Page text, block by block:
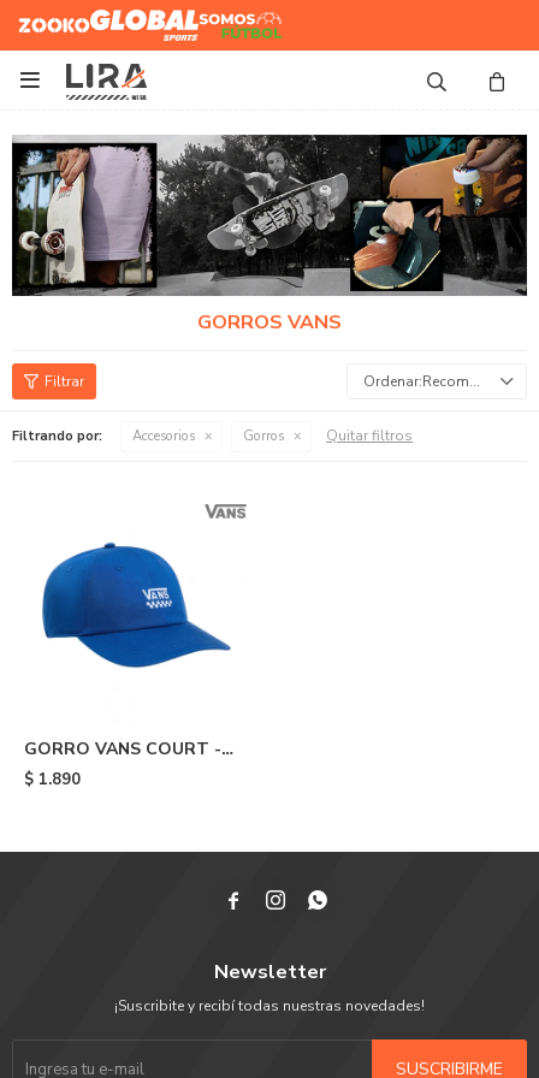
Zooko Global Sports
Somos
Futbol

GORROS VANS
Recomendados
Filtrando por: Accesorios Gorros Quitar filtros
GORRO VANS COURT -
Blue
$ 1.890
  
Newsletter
¡Suscribite y recibí todas nuestras novedades!
SUSCRIBIRME